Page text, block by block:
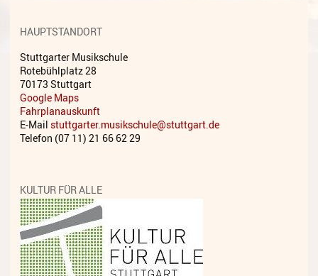
Schlaginstrumente
Unsere Lehrkräfte
Standorte
HAUPTSTANDORT
Stuttgarter Musikschule
Rotebühlplatz 28
70173 Stuttgart
Google Maps
Fahrplanauskunft
E-Mail stuttgarter.musikschule@stuttgart.de
Telefon (07 11) 21 66 62 29
KULTUR FÜR ALLE